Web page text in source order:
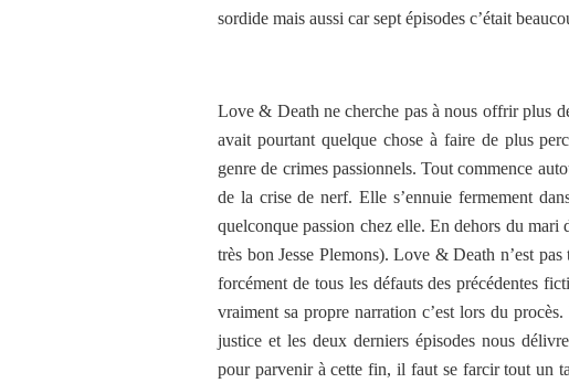
sordide mais aussi car sept épisodes c’était
Love & Death ne cherche pas à nous offrir plus
avait pourtant quelque chose à faire de plus
genre de crimes passionnels. Tout commence
de la crise de nerf. Elle s’ennuie fermement
quelconque passion chez elle. En dehors du
très bon Jesse Plemons). Love & Death n’est
forcément de tous les défauts des précédentes
vraiment sa propre narration c’est lors du
justice et les deux derniers épisodes nous
pour parvenir à cette fin, il faut se farcir tout un